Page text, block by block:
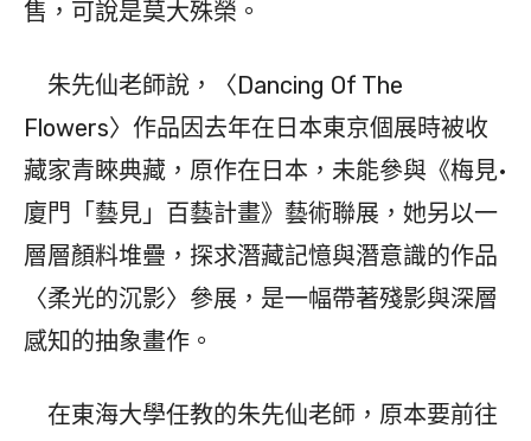
售，可說是莫大殊榮。
朱先仙老師說，〈Dancing Of The
Flowers〉作品因去年在日本東京個展時被收
藏家青睞典藏，原作在日本，未能參與《梅見•
廈門「藝見」百藝計畫》藝術聯展，她另以一
層層顏料堆疊，探求潛藏記憶與潛意識的作品
〈柔光的沉影〉參展，是一幅帶著殘影與深層
感知的抽象畫作。
在東海大學任教的朱先仙老師，原本要前往